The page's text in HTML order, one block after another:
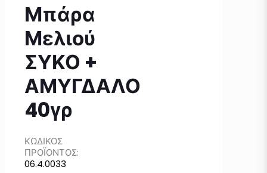
Μπάρα
Μελιού
ΣΥΚΟ +
ΑΜΥΓΔΑΛΟ
40γρ
ΚΩΔΙΚΟΣ
ΠΡΟΪΟΝΤΟΣ:
06.4.0033